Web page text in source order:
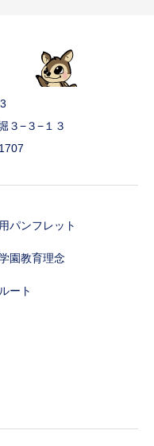
３−３−１３
パンフレット
園教育理念
ート